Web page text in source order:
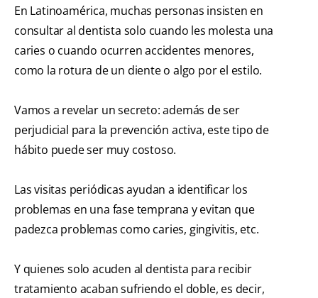
En Latinoamérica, muchas personas insisten en
consultar al dentista solo cuando les molesta una
caries o cuando ocurren accidentes menores,
como la rotura de un diente o algo por el estilo.
Vamos a revelar un secreto: además de ser
perjudicial para la prevención activa, este tipo de
hábito puede ser muy costoso.
Las visitas periódicas ayudan a identificar los
problemas en una fase temprana y evitan que
padezca problemas como caries, gingivitis, etc.
Y quienes solo acuden al dentista para recibir
tratamiento acaban sufriendo el doble, es decir,